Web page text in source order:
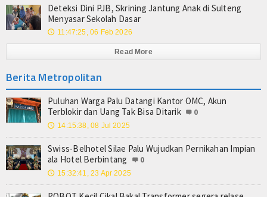
Deteksi Dini PJB, Skrining Jantung Anak di Sulteng
Menyasar Sekolah Dasar
🕔 11:47:25, 06 Feb 2026
Read More
Berita Metropolitan
Puluhan Warga Palu Datangi Kantor OMC, Akun
Terblokir dan Uang Tak Bisa Ditarik
0
🕔 14:15:38, 08 Jul 2025
Swiss-Belhotel Silae Palu Wujudkan Pernikahan Impian
ala Hotel Berbintang
0
🕔 15:32:41, 23 Apr 2025